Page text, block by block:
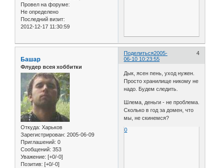
Провел на форуме:
Не определено
Последний визит:
2012-12-17 11:30:59
Поделиться 4
2005-
06-10 10:23:55
Башар
Флудер всея хоббитки
Откуда: Харьков
Зарегистрирован: 2005-06-09
Приглашений: 0
Сообщений: 353
Уважение: [+0/-0]
Позитив: [+0/-0]
Дык, ясен пень, уход нужен.
Просто хранилище никому не
надо. Будем следить.
Шлема, деньги - не проблема.
Сколько в год за домен, что
мы, не скинемся?
0